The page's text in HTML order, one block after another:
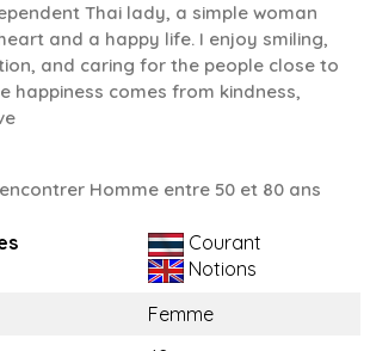
Thai lady, a simple woman
and a happy life. I enjoy smiling,
and caring for the people close to
happiness comes from kindness,
Homme entre 50 et 80 ans
Courant
Notions
Femme